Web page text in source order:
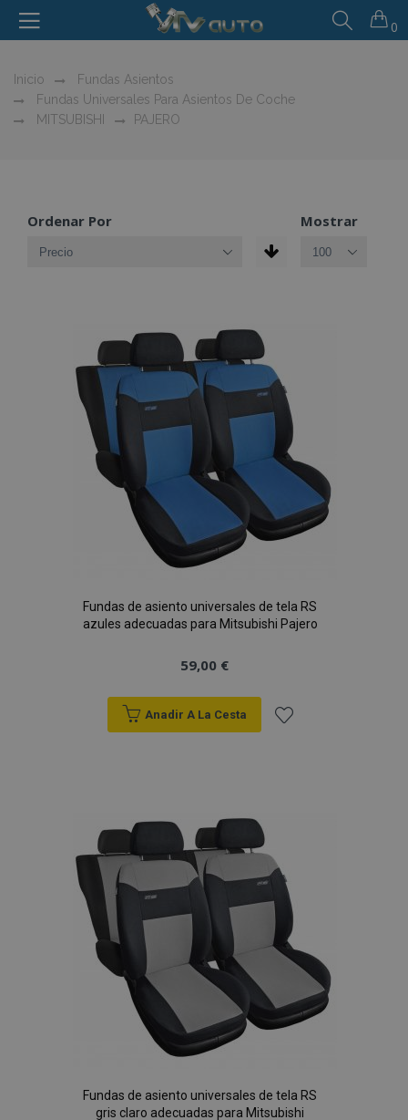
0
Inicio
Fundas Asientos
Fundas Universales Para Asientos De Coche
MITSUBISHI
PAJERO
Ordenar Por Mostrar
Fundas de asiento universales de tela RS
azules adecuadas para Mitsubishi Pajero
59,00 €
Anadir A La Cesta
de
Deseos
Fundas de asiento universales de tela RS
gris claro adecuadas para Mitsubishi